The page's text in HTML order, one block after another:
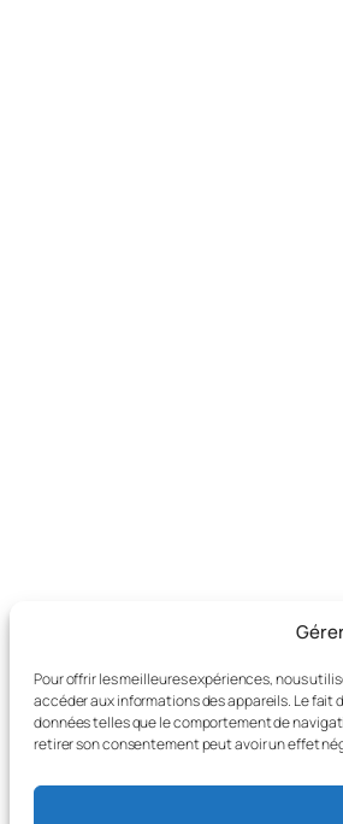
Pour offrir les meilleures expériences, nous
accéder aux informations des appareils. Le
données telles que le comportement de
retirer son consentement peut avoir un effet